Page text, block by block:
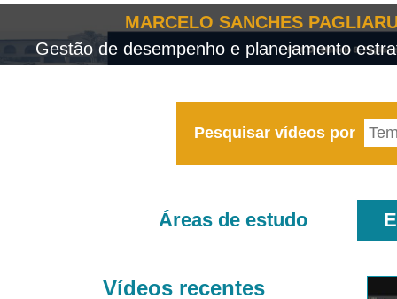
MARCELO SANCHES
Gestão de desempenho e planejamento
Pesquisar vídeos por
Áreas de estudo
Vídeos recentes